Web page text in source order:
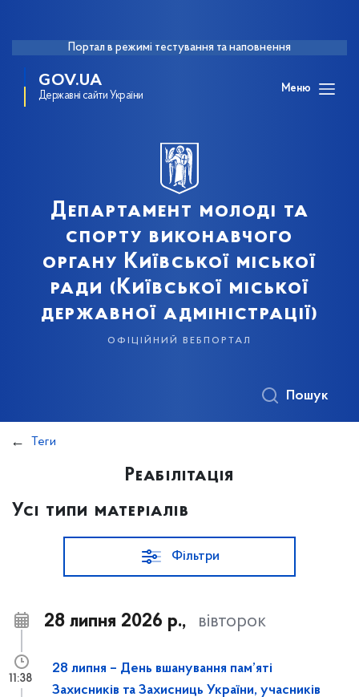
Портал в режимі тестування та наповнення
GOV.UA
Державні сайти України
Меню
Департамент молоді та
спорту виконавчого
органу Київської міської
ради (Київської міської
державної адміністрації)
офіційний вебпортал
Пошук
Теги
Реабілітація
Усі типи матеріалів
Фільтри
28 липня 2026 р., вівторок
28 липня – День вшанування пам’яті
Захисників та Захисниць України, учасників
11:38